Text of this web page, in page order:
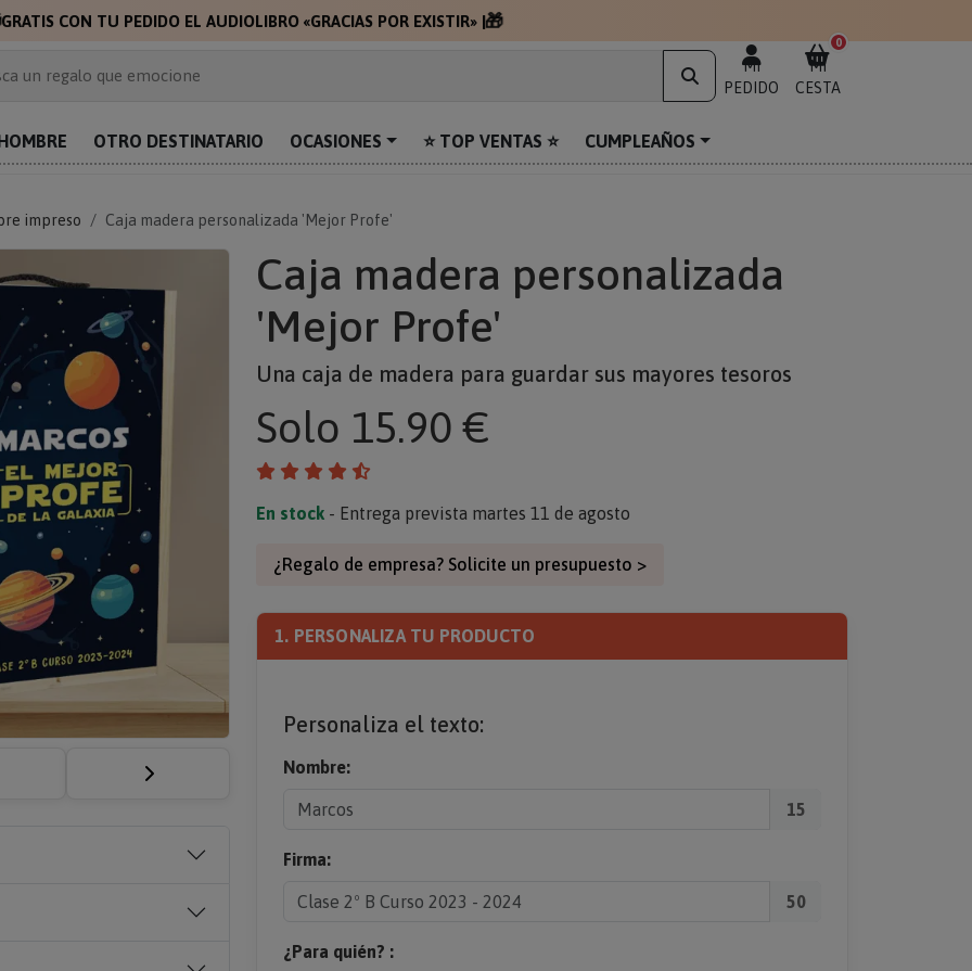
GRATIS CON TU PEDIDO EL AUDIOLIBRO «GRACIAS POR EXISTIR» 🎁
un regalo que emocione
personalizados para sorprender
MI
PEDIDO
0
MI
CESTA
OTRO DESTINATARIO OCASIONES ⭐ TOP VENTAS ⭐ CUMPLEAÑOS
impreso Caja madera personalizada 'Mejor Profe'
Caja madera personalizada
'Mejor Profe'
Una caja de madera para guardar sus mayores tesoros
Solo 15.90 €
En stock - Entrega prevista martes 11 de agosto
¿Regalo de empresa? Solicite un presupuesto >
1. PERSONALIZA TU PRODUCTO
Personaliza el texto:
Nombre:
15
Firma:
50
¿Para quién? :